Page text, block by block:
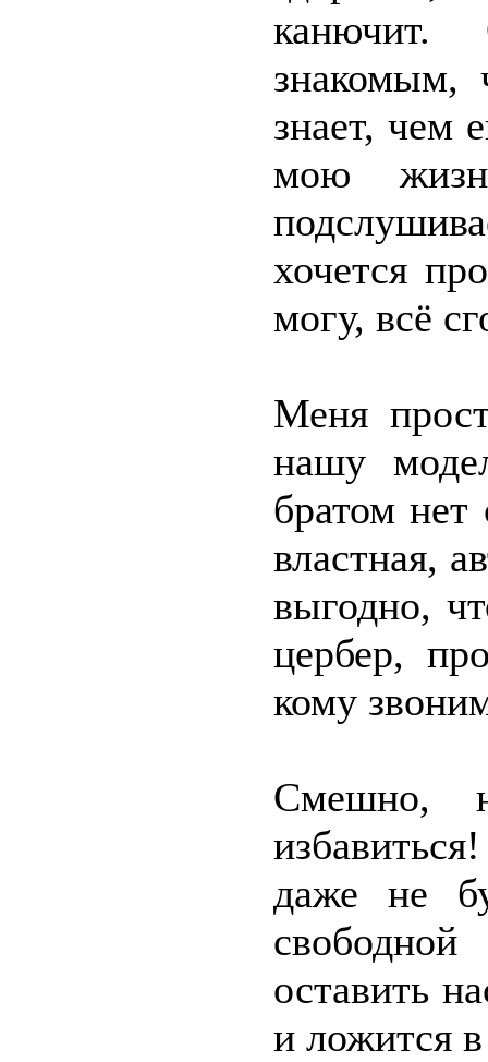
канючит.
знакомым,
знает, чем
мою
хочется
могу, всё
Меня
нашу
братом нет
властная,
выгодно,
цербер,
кому
Смешно,
даже не
оставить
и ложится